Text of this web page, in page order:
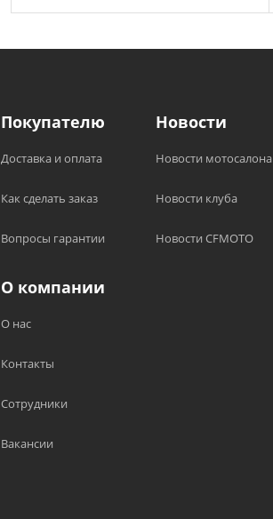
Покупателю
Доставка и оплата
Как сделать заказ
Вопросы гарантии
Новости
Новости мотосалона
Новости клуба
Новости CFMOTO
О компании
О нас
Контакты
Сотрудники
Вакансии